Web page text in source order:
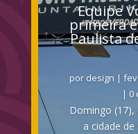
Equipe
primeira
Paulista
por design |
| 0
Domingo (17),
a cidade de